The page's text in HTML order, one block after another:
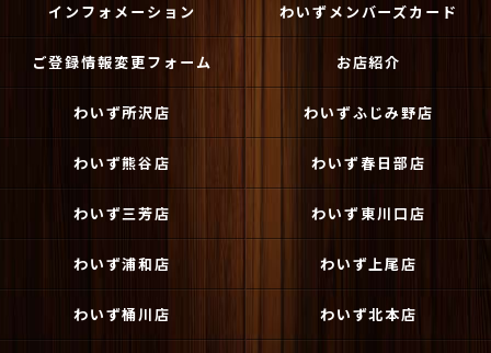
インフォメーション わいずメンバーズカード
ご登録情報変更フォーム お店紹介
わいず所沢店 わいずふじみ野店
わいず熊谷店 わいず春日部店
わいず三芳店 わいず東川口店
わいず浦和店 わいず上尾店
わいず桶川店 わいず北本店